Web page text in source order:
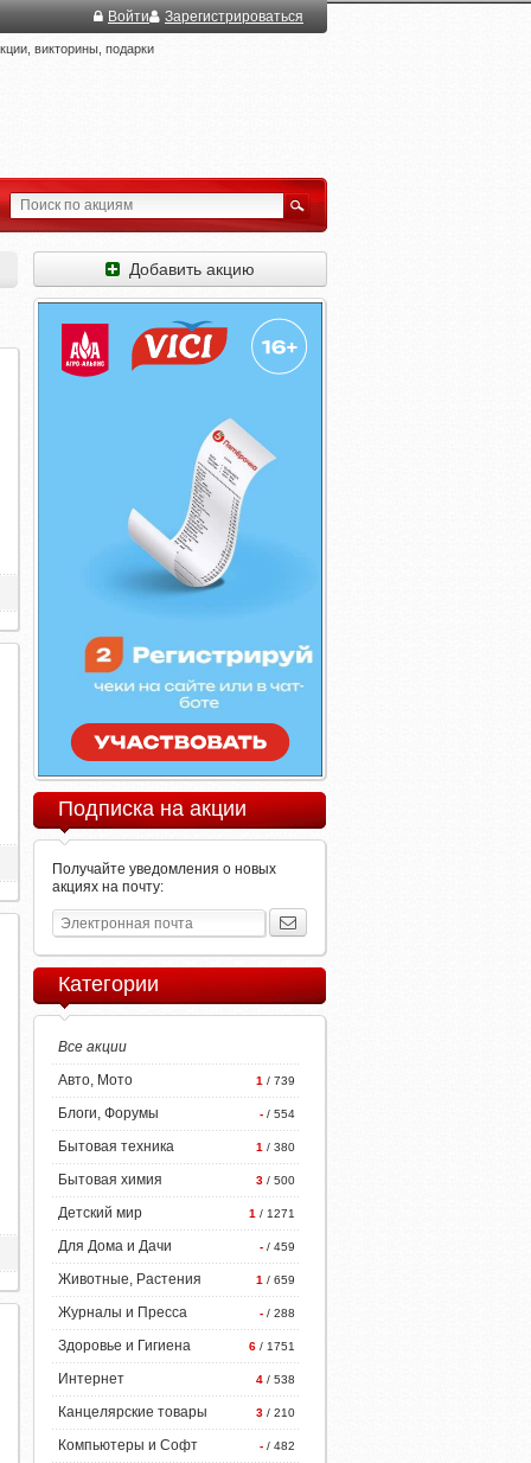
Войти Зарегистрироваться
викторины, подарки
Добавить акцию
Подписка на акции
Получайте уведомления о новых
акциях на почту:
Категории
Все акции
1 / 739
Авто, Мото
- / 554
Блоги, Форумы
1 / 380
Бытовая техника
3 / 500
Бытовая химия
1 / 1271
Детский мир
- / 459
Для Дома и Дачи
1 / 659
Животные, Растения
- / 288
Журналы и Пресса
6 / 1751
Здоровье и Гигиена
4 / 538
Интернет
3 / 210
Канцелярские товары
- / 482
Компьютеры и Софт